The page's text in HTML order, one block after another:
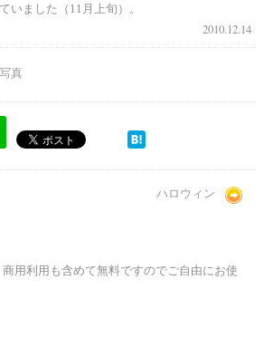
いました（11月上旬）。
2010.12.14
真
ハロウィン
用利用も含めて無料ですのでご自由にお使